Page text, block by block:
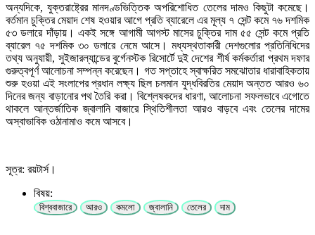
অন্যদিকে, যুক্তরাষ্ট্রের মানদণ্ডভিত্তিক অপরিশোধিত তেলের দামও কিছুটা কমেছে।
বর্তমান চুক্তির মেয়াদ শেষ হওয়ার আগে প্রতি ব্যারেলে এর মূল্য ৭ সেন্ট কমে ৭৬ দশমিক
৫৩ ডলারে দাঁড়ায়। একই সঙ্গে আগামী আগস্ট মাসের চুক্তির দাম ৫৫ সেন্ট কমে প্রতি
ব্যারেল ৭৫ দশমিক ৩০ ডলারে নেমে আসে। মধ্যস্থতাকারী দেশগুলোর প্রতিনিধিদের
তথ্য অনুযায়ী, সুইজারল্যান্ডের বুর্গেনস্টক রিসোর্টে দুই দেশের শীর্ষ কর্মকর্তারা প্রথম দফার
গুরুত্বপূর্ণ আলোচনা সম্পন্ন করেছেন। গত সপ্তাহে স্বাক্ষরিত সমঝোতার ধারাবাহিকতায়
শুরু হওয়া এই সংলাপের প্রধান লক্ষ্য ছিল চলমান যুদ্ধবিরতির মেয়াদ অন্তত আরও ৬০
দিনের জন্য বাড়ানোর পথ তৈরি করা। বিশ্লেষকদের ধারণা, আলোচনা সফলভাবে এগোতে
থাকলে আন্তর্জাতিক জ্বালানি বাজারে স্থিতিশীলতা আরও বাড়বে এবং তেলের দামের
অস্বাভাবিক ওঠানামাও কমে আসবে।
সূত্র: রয়টার্স।
বিষয়:
বিশ্ববাজারে আরও কমলো জ্বালানি তেলের দাম